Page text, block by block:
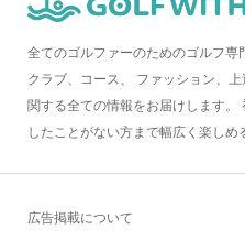
全てのゴルファーのためのゴルフ専
クラブ、コース、 ファッション、
関する全ての情報をお届けします。
したことがない方まで幅広く楽しめ
広告掲載について